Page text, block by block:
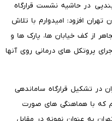
در حاشیه نشست قرارگاه
افزود: امیدوارم با تلاش
از کف خیابان ها، پارک ها و
پروتکل های درمانی روی آنها
در تشکیل قرارگاه ساماندهی
که با هماهنگی های صورت
به عنوان نمونه در مقابل